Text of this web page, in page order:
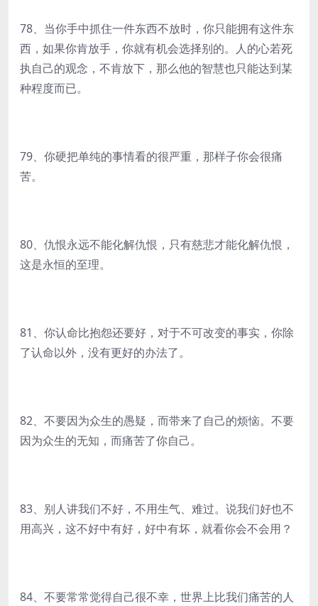
78、当你手中抓住一件东西不放时，你只能拥有这件东
西，如果你肯放手，你就有机会选择别的。人的心若死
执自己的观念，不肯放下，那么他的智慧也只能达到某
种程度而已。
79、你硬把单纯的事情看的很严重，那样子你会很痛
苦。
80、仇恨永远不能化解仇恨，只有慈悲才能化解仇恨，
这是永恒的至理。
81、你认命比抱怨还要好，对于不可改变的事实，你除
了认命以外，没有更好的办法了。
82、不要因为众生的愚疑，而带来了自己的烦恼。不要
因为众生的无知，而痛苦了你自己。
83、别人讲我们不好，不用生气、难过。说我们好也不
用高兴，这不好中有好，好中有坏，就看你会不会用？
84、不要常常觉得自己很不幸，世界上比我们痛苦的人